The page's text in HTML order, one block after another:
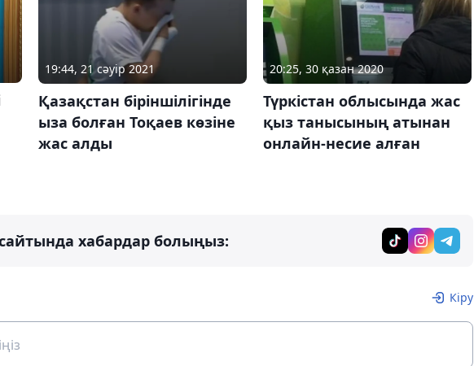
19:44, 21 сәуір 2021
Қазақстан біріншілігінде
ыза болған Тоқаев көзіне
жас алды
20:25, 30 қазан 2020
Түркістан облысында жас
қыз танысының атынан
онлайн-несие алған
хабардар болыңыз:
Кіру